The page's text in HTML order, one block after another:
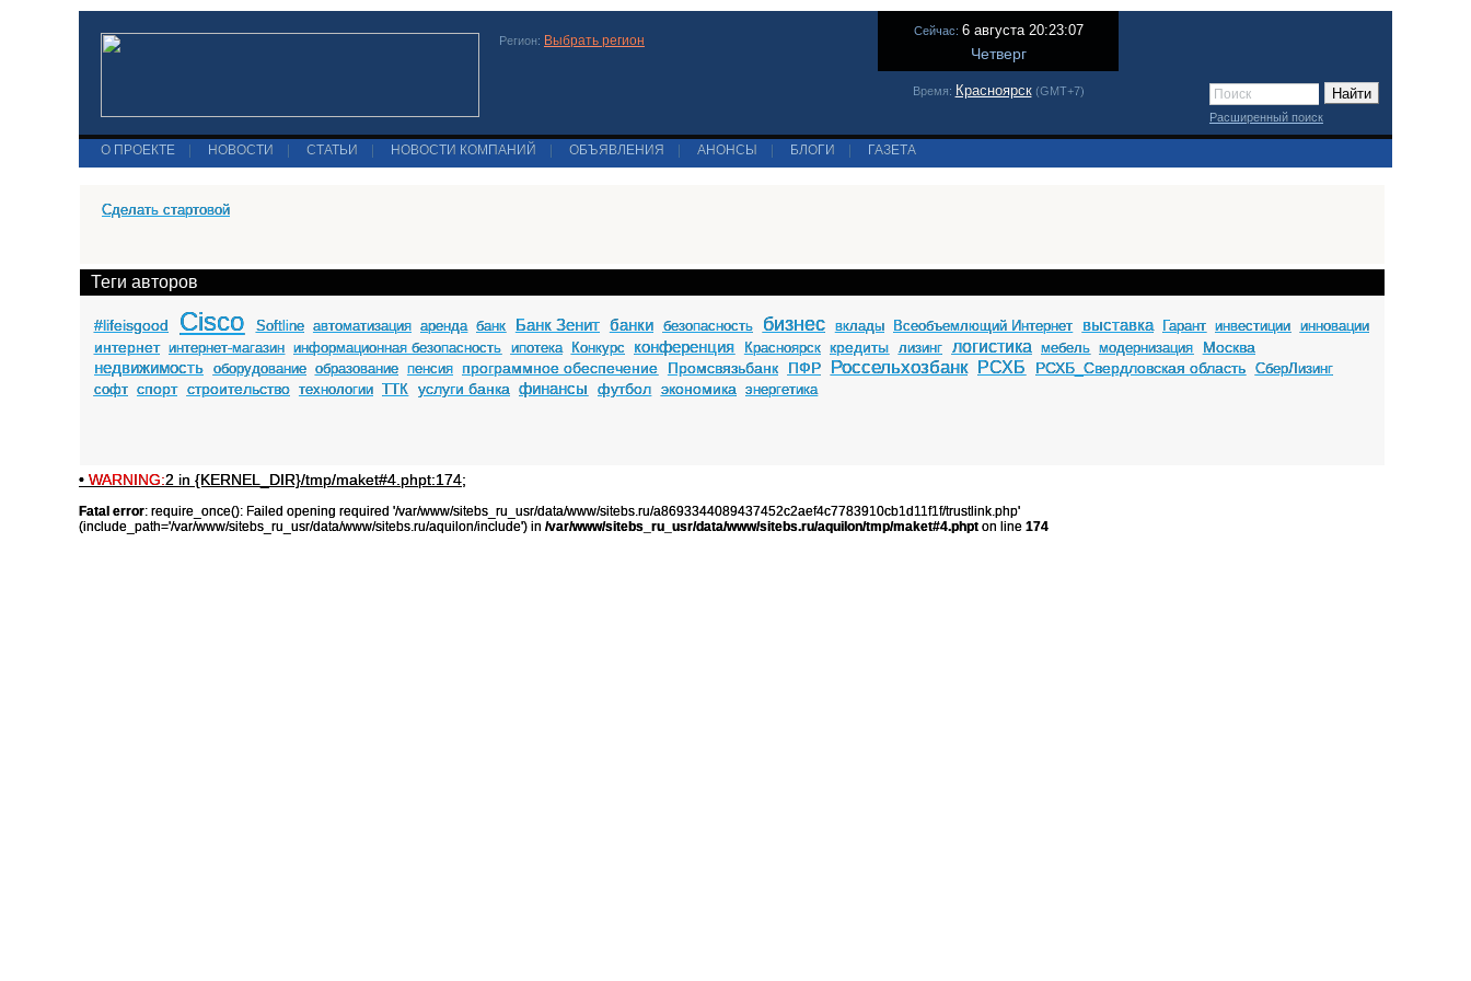
Регион: Выбрать регион
Сейчас: 6 августа 20:23:07
Четверг
Время: Красноярск(GMT+7)
Расширенный поиск
О ПРОЕКТЕ НОВОСТИ СТАТЬИ НОВОСТИ КОМПАНИЙ ОБЪЯВЛЕНИЯ АНОНСЫ БЛОГИ ГАЗЕТА
Сделать стартовой
Теги авторов
#lifeisgood Cisco Softline автоматизация аренда банк Банк Зенит банки безопасность бизнес вклады Всеобъемлющий Интернет выставка Гарант инвестиции инновации
интернет интернет-магазин информационная безопасность ипотека Конкурс конференция Красноярск кредиты лизинг логистика мебель модернизация Москва
недвижимость оборудование образование пенсия программное обеспечение Промсвязьбанк ПФР Россельхозбанк РСХБ РСХБ_Свердловская область СберЛизинг
софт спорт строительство технологии ТТК услуги банка финансы футбол экономика энергетика
• WARNING:2 in {KERNEL_DIR}/tmp/maket#4.phpt:174;
Fatal error: require_once(): Failed opening required '/var/www/sitebs_ru_usr/data/www/sitebs.ru/a8693344089437452c2aef4c7783910cb1d11f1f/trustlink.php'
(include_path='/var/www/sitebs_ru_usr/data/www/sitebs.ru/aquilon/include') in /var/www/sitebs_ru_usr/data/www/sitebs.ru/aquilon/tmp/maket#4.phpt on line 174